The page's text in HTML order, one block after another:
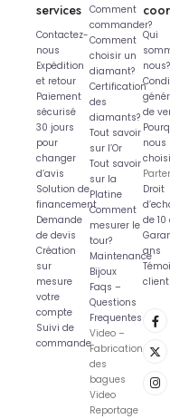
services
Contactez-
nous
Expédition
et retour
Paiement
sécurisé
30 jours
pour
changer
d’avis
Solution de
financement
Demande
de devis
Création
sur
mesure
votre
compte
Suivi de
commande
Comment
commander?
Comment
choisir un
diamant?
Certification
des
diamants?
Tout savoir
sur l’Or
Tout savoir
sur la
Platine
Comment
mesurer le
tour?
Maintenance
Bijoux
Faqs –
Questions
Frequentes
Video –
Fabrication
des
bagues
Video
Reportage
Qui
nous?
de
nous
Droit
de 10
ans